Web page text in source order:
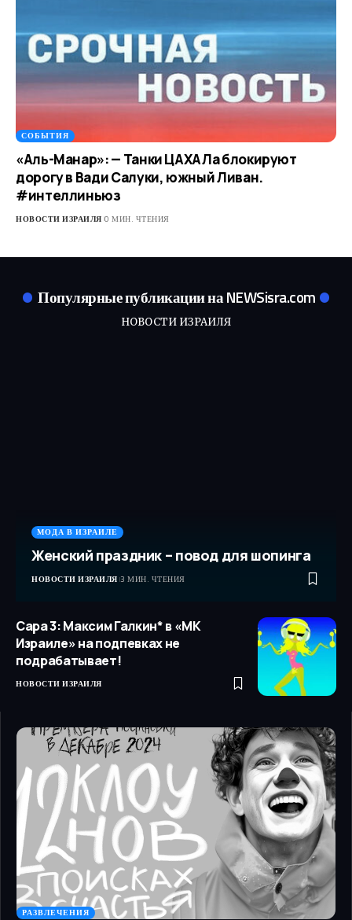
СОБЫТИЯ
«Аль-Манар»: — Танки ЦАХАЛа блокируют
дорогу в Вади Салуки, южный Ливан.
#интеллиньюз
НОВОСТИ ИЗРАИЛЯ 0 МИН. ЧТЕНИЯ
Популярные публикации на NEWSisra.com
НОВОСТИ ИЗРАИЛЯ
МОДА В ИЗРАИЛЕ
Женский праздник – повод для шопинга
НОВОСТИ ИЗРАИЛЯ 3 МИН. ЧТЕНИЯ
Сара 3: Максим Галкин* в «МК
Израиле» на подпевках не
подрабатывает!
НОВОСТИ ИЗРАИЛЯ
РАЗВЛЕЧЕНИЯ